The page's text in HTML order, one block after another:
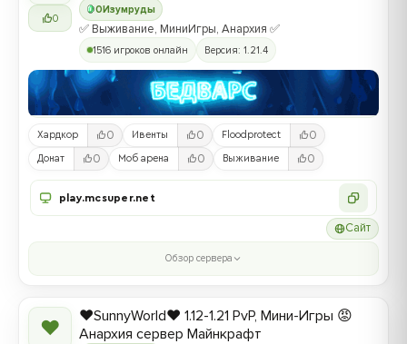
0
0Изумруды
✅ Выживание, МиниИгры, Анархия ✅
1516 игроков онлайн Версия: 1.21.4
Хардкор 0 Ивенты 0 Floodprotect 0
Донат 0 Моб арена 0 Выживание 0
play.mcsuper.net
Сайт
Обзор сервера
❤
❤️SunnyWorld❤️ 1.12-1.21 PvP, Мини-Игры 😡
Анархия сервер Майнкрафт